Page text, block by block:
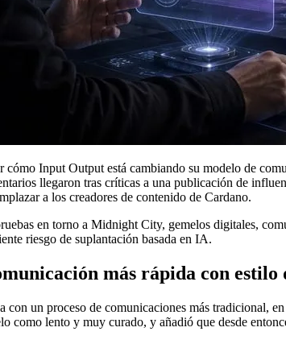
Input Output está cambiando su modelo de
llegaron tras críticas a una publicación de
a los creadores de contenido de Cardano.
en torno a Midnight City, gemelos digitales,
riesgo de suplantación basada en IA.
más rápida con estilo
un proceso de comunicaciones más tradicional,
como lento y muy curado, y añadió que desde